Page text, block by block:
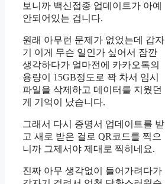
보니까 백신접종 업데이트가 아예
안되어있는 겁니다.
원래 아무런 문제가 없었는데 갑자
기 이게 무슨 일인가 싶어서 잠깐
생각하다가 얼마전에 카카오톡의
용량이 15GB정도로 꽉 차서 임시
파일을 삭제하고 데이터를 지웠던
게 기억이 났습니다.
그래서 다시 증명서 업데이트를 받
고 새로 받은 걸로 QR코드를 찍으
니까 그제서야 제대로 찍히네요.
진짜 아무 생각없이 들어가려다가